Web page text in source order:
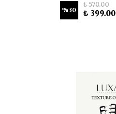
%30
₺ 570.00
₺ 399.00